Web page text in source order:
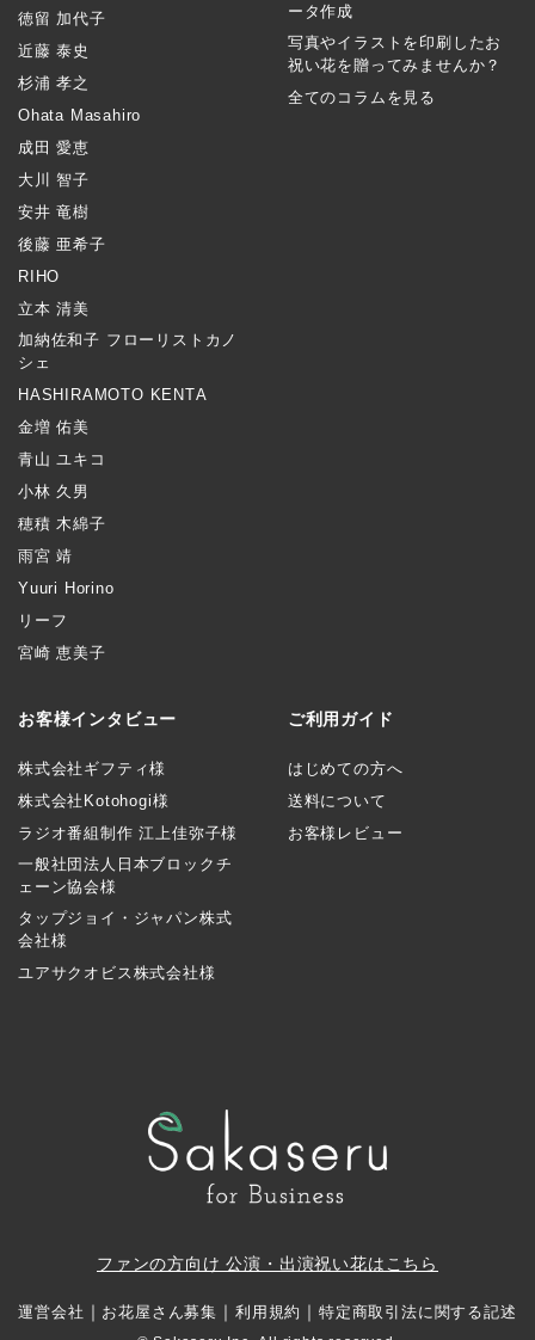
徳留 加代子
近藤 泰史
杉浦 孝之
Ohata Masahiro
成田 愛恵
大川 智子
安井 竜樹
後藤 亜希子
RIHO
立本 清美
加納佐和子 フローリストカノ
シェ
HASHIRAMOTO KENTA
金増 佑美
青山 ユキコ
小林 久男
穂積 木綿子
雨宮 靖
Yuuri Horino
リーフ
宮崎 恵美子
ータ作成
写真やイラストを印刷したお
祝い花を贈ってみませんか？
全てのコラムを見る
お客様インタビュー
株式会社ギフティ様
株式会社Kotohogi様
ラジオ番組制作 江上佳弥子様
一般社団法人日本ブロックチ
ェーン協会様
タップジョイ・ジャパン株式
会社様
ユアサクオビス株式会社様
ご利用ガイド
はじめての方へ
送料について
お客様レビュー
ファンの方向け 公演・出演祝い花はこちら
運営会社 ｜ お花屋さん募集 ｜ 利用規約 ｜ 特定商取引法に関する記述